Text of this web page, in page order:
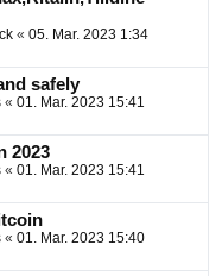
« 05. Mar. 2023 1:34
safely
« 01. Mar. 2023 15:41
2023
« 01. Mar. 2023 15:41
« 01. Mar. 2023 15:40